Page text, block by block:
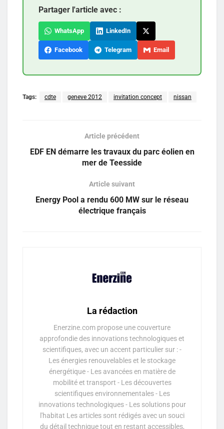
Partager l'article avec :
WhatsApp LinkedIn
Facebook Telegram Email
Tags: cdte geneve 2012 invitation concept nissan
Article précédent
EDF EN démarre les travaux du parc éolien en
mer de Teesside
Article suivant
Energy Pool a rendu 600 MW sur le réseau
électrique français
La rédaction
Enerzine.com propose une couverture
approfondie des innovations technologiques et
scientifiques, avec un accent particulier sur : -
Les énergies renouvelables et le stockage
énergétique - Les avancées en matière de
mobilité et transport - Les découvertes
scientifiques environnementales - Les
innovations technologiques - Les solutions pour
l'habitat Les articles sont rédigés avec un souci
du détail technique tout en restant accessibles,